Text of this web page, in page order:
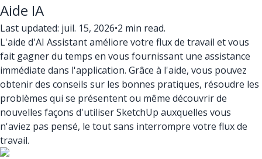
Aide IA
Last updated: juil. 15, 2026•2 min read.
L'aide d'AI Assistant améliore votre flux de travail et vous
fait gagner du temps en vous fournissant une assistance
immédiate dans l'application. Grâce à l'aide, vous pouvez
obtenir des conseils sur les bonnes pratiques, résoudre les
problèmes qui se présentent ou même découvrir de
nouvelles façons d'utiliser SketchUp auxquelles vous
n'aviez pas pensé, le tout sans interrompre votre flux de
travail.